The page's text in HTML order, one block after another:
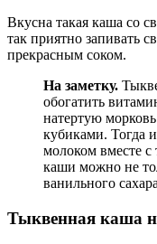
Вкусна такая каша со
так приятно запивать
прекрасным соком.
На заметку.
обогатить
натертую
кубиками. Тогда
молоком вместе
каши можно не
ванильного
Тыквенная каша